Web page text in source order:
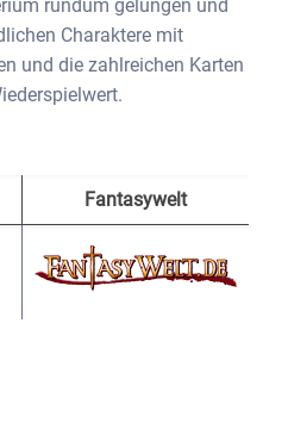
rundum gelungen und
Charaktere mit
und die zahlreichen Karten
Fantasywelt